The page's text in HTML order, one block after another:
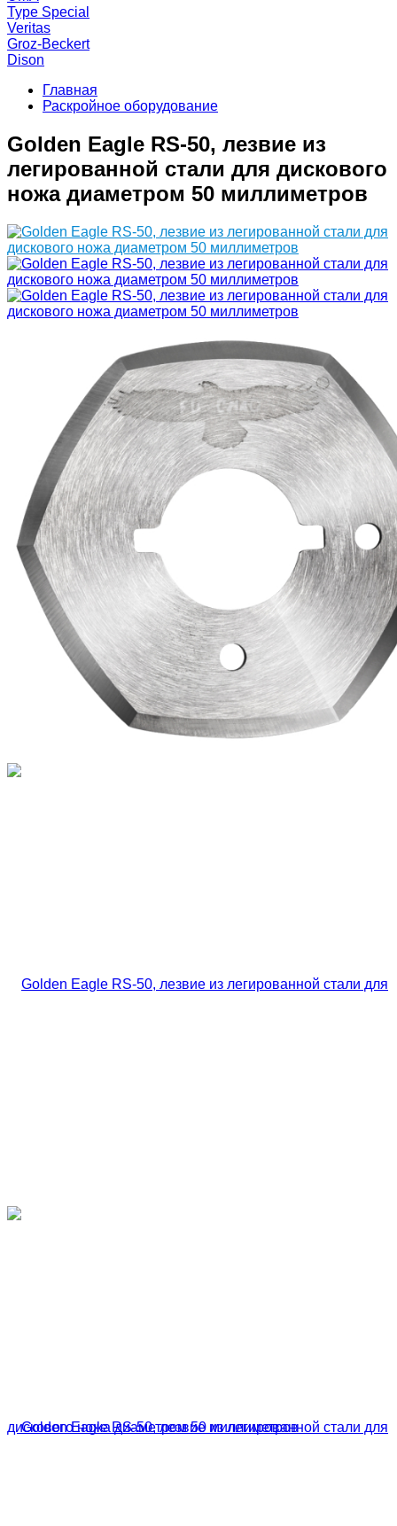
Type Special
Veritas
Groz-Beckert
Dison
Главная
Раскройное оборудование
Golden Eagle RS-50, лезвие из
легированной стали для дискового
ножа диаметром 50 миллиметров